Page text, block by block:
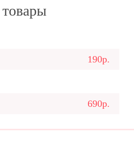
товары
190р.
690р.